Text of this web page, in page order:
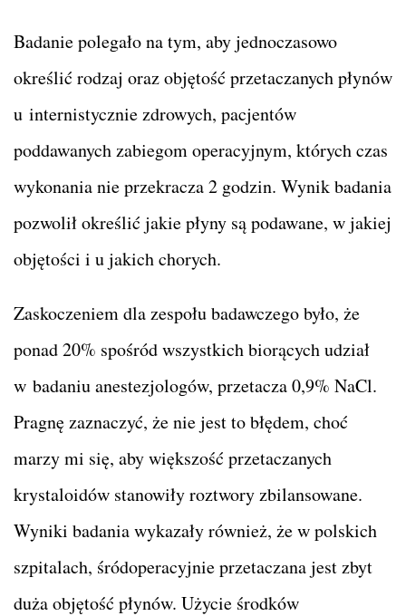
Badanie polegało na tym, aby jednoczasowo
określić rodzaj oraz objętość przetaczanych płynów
u internistycznie zdrowych, pacjentów
poddawanych zabiegom operacyjnym, których czas
wykonania nie przekracza 2 godzin. Wynik badania
pozwolił określić jakie płyny są podawane, w jakiej
objętości i u jakich chorych.
Zaskoczeniem dla zespołu badawczego było, że
ponad 20% spośród wszystkich biorących udział
w badaniu anestezjologów, przetacza 0,9% NaCl.
Pragnę zaznaczyć, że nie jest to błędem, choć
marzy mi się, aby większość przetaczanych
krystaloidów stanowiły roztwory zbilansowane.
Wyniki badania wykazały również, że w polskich
szpitalach, śródoperacyjnie przetaczana jest zbyt
duża objętość płynów. Użycie środków